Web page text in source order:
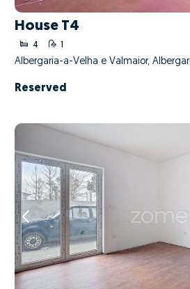
House T4
4 1
Albergaria-a-Velha e Valmaior,
Reserved